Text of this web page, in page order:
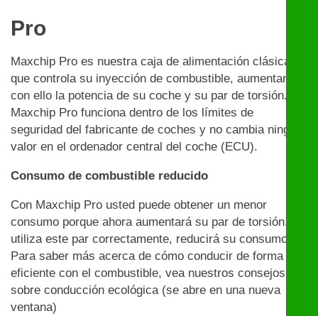
Pro
Maxchip Pro es nuestra caja de alimentación clásica
que controla su inyección de combustible, aumentando
con ello la potencia de su coche y su par de torsión.
Maxchip Pro funciona dentro de los límites de
seguridad del fabricante de coches y no cambia ningún
valor en el ordenador central del coche (ECU).
Consumo de combustible reducido
Con Maxchip Pro usted puede obtener un menor
consumo porque ahora aumentará su par de torsión. Si
utiliza este par correctamente, reducirá su consumo.
Para saber más acerca de cómo conducir de forma
eficiente con el combustible, vea nuestros consejos
sobre conducción ecológica (se abre en una nueva
ventana)